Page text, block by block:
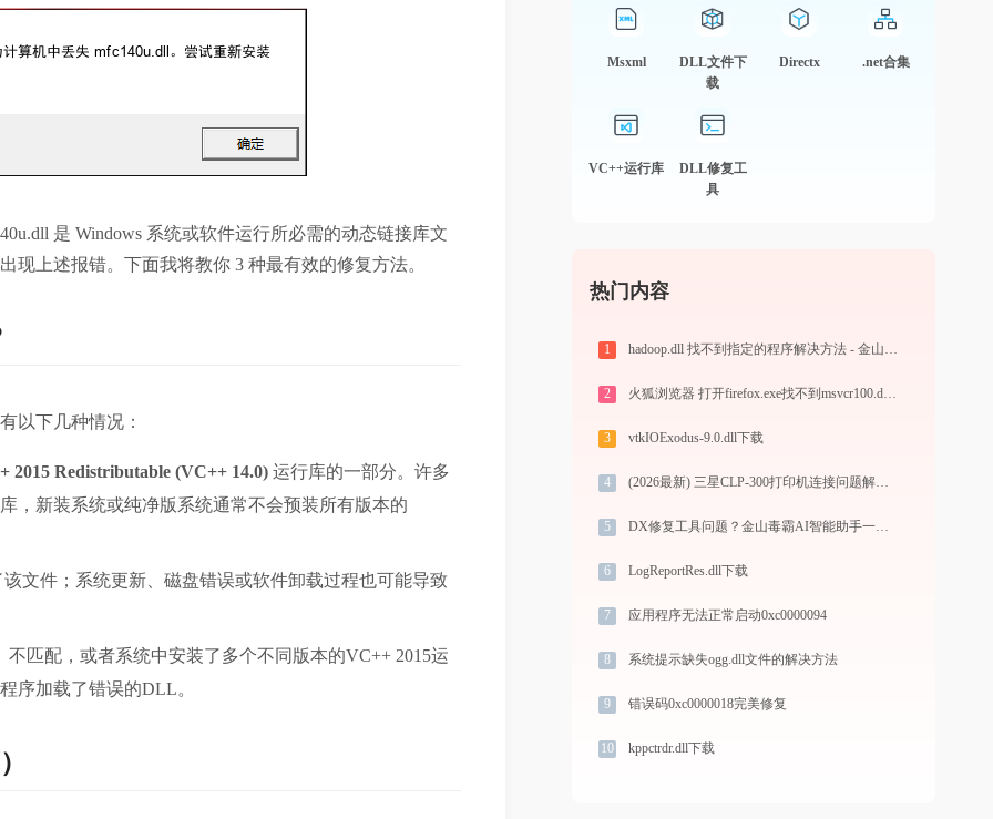
是 Windows 系统或软件运行所必需的动态链接库文
上述报错。下面我将教你 3 种最有效的修复方法。
以下几种情况：
2015 Redistributable (VC++ 14.0) 运行库的一部分。许多
，新装系统或纯净版系统通常不会预装所有版本的
文件；系统更新、磁盘错误或软件卸载过程也可能导致
匹配，或者系统中安装了多个不同版本的VC++ 2015运
序加载了错误的DLL。
Msxml
DLL文件下
载
Directx .net合集
VC++运行库
DLL修复工
具
热门内容
1 hadoop.dll 找不到指定的程序解决方法 - 金山毒霸
2 火狐浏览器 打开firefox.exe找不到msvcr100.dll怎么办
3 vtkIOExodus-9.0.dll下载
4 (2026最新) 三星CLP-300打印机连接问题解决方法 - 金山毒霸
5 DX修复工具问题？金山毒霸AI智能助手一键搞定
6 LogReportRes.dll下载
7 应用程序无法正常启动0xc0000094
8 系统提示缺失ogg.dll文件的解决方法
9 错误码0xc0000018完美修复
10 kppctrdr.dll下载